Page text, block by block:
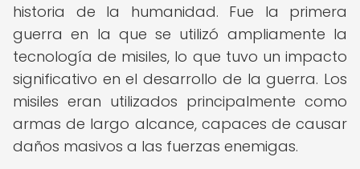
historia de la humanidad. Fue la primera
guerra en la que se utilizó ampliamente la
tecnología de misiles, lo que tuvo un impacto
significativo en el desarrollo de la guerra. Los
misiles eran utilizados principalmente como
armas de largo alcance, capaces de causar
daños masivos a las fuerzas enemigas.